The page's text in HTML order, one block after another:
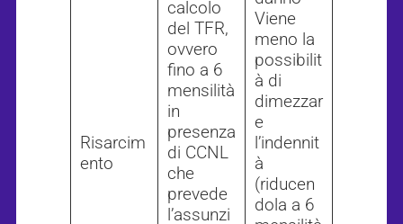
Risarcim
ento
calcolo
del TFR,
ovvero
fino a 6
mensilità
in
presenza
di CCNL
che
prevede
l’assunzi
Viene
meno la
possibilit
à di
dimezzar
e
l’indennit
à
(riducen
dola a 6